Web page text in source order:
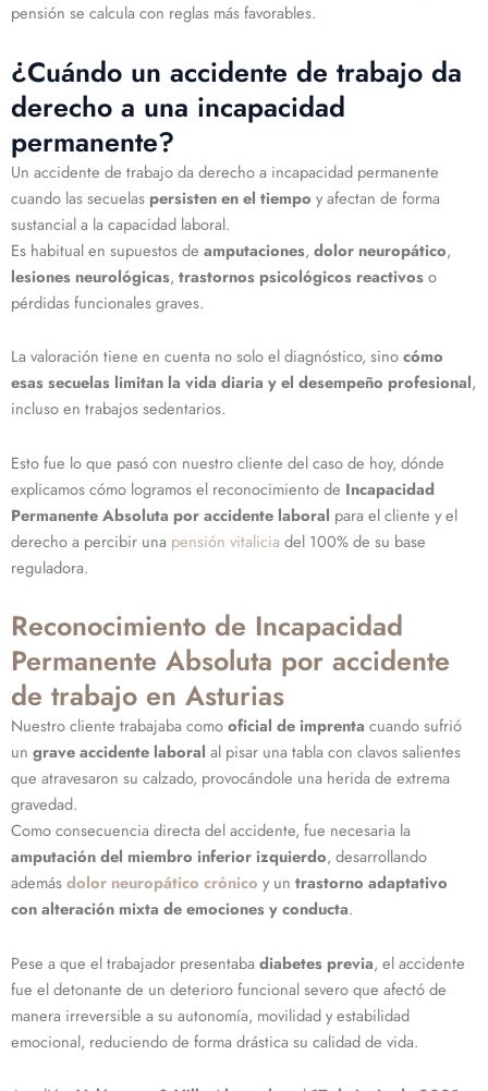
pensión se calcula con reglas más favorables.
¿Cuándo un accidente de trabajo da
derecho a una incapacidad
permanente?
Un accidente de trabajo da derecho a incapacidad permanente
cuando las secuelas persisten en el tiempo y afectan de forma
sustancial a la capacidad laboral.
Es habitual en supuestos de amputaciones, dolor neuropático,
lesiones neurológicas, trastornos psicológicos reactivoso
pérdidas funcionales graves.
La valoración tiene en cuenta no solo el diagnóstico, sinocómo
esas secuelas limitan la vida diaria y el desempeño profesional,
incluso en trabajos sedentarios.
Esto fue lo que pasó con nuestro cliente del caso de hoy, dónde
explicamos cómo logramos el reconocimiento de Incapacidad
Permanente Absoluta por accidente laboral para el cliente y el
derecho a percibir una pensión vitalicia del 100% de su base
reguladora.
Reconocimiento de Incapacidad
Permanente Absoluta por accidente
de trabajo en Asturias
Nuestro cliente trabajaba comooficial de imprenta cuando sufrió
un grave accidente laboral al pisar una tabla con clavos salientes
que atravesaron su calzado, provocándole una herida de extrema
gravedad.
Como consecuencia directa del accidente, fue necesaria la
amputación del miembro inferior izquierdo, desarrollando
ademásdolor neuropático crónico y un trastorno adaptativo
con alteración mixta de emociones y conducta.
Pese a que el trabajador presentaba diabetes previa, el accidente
fue el detonante de un deterioro funcional severo que afectó de
manera irreversible a su autonomía, movilidad y estabilidad
emocional, reduciendo de forma drástica su calidad de vida.